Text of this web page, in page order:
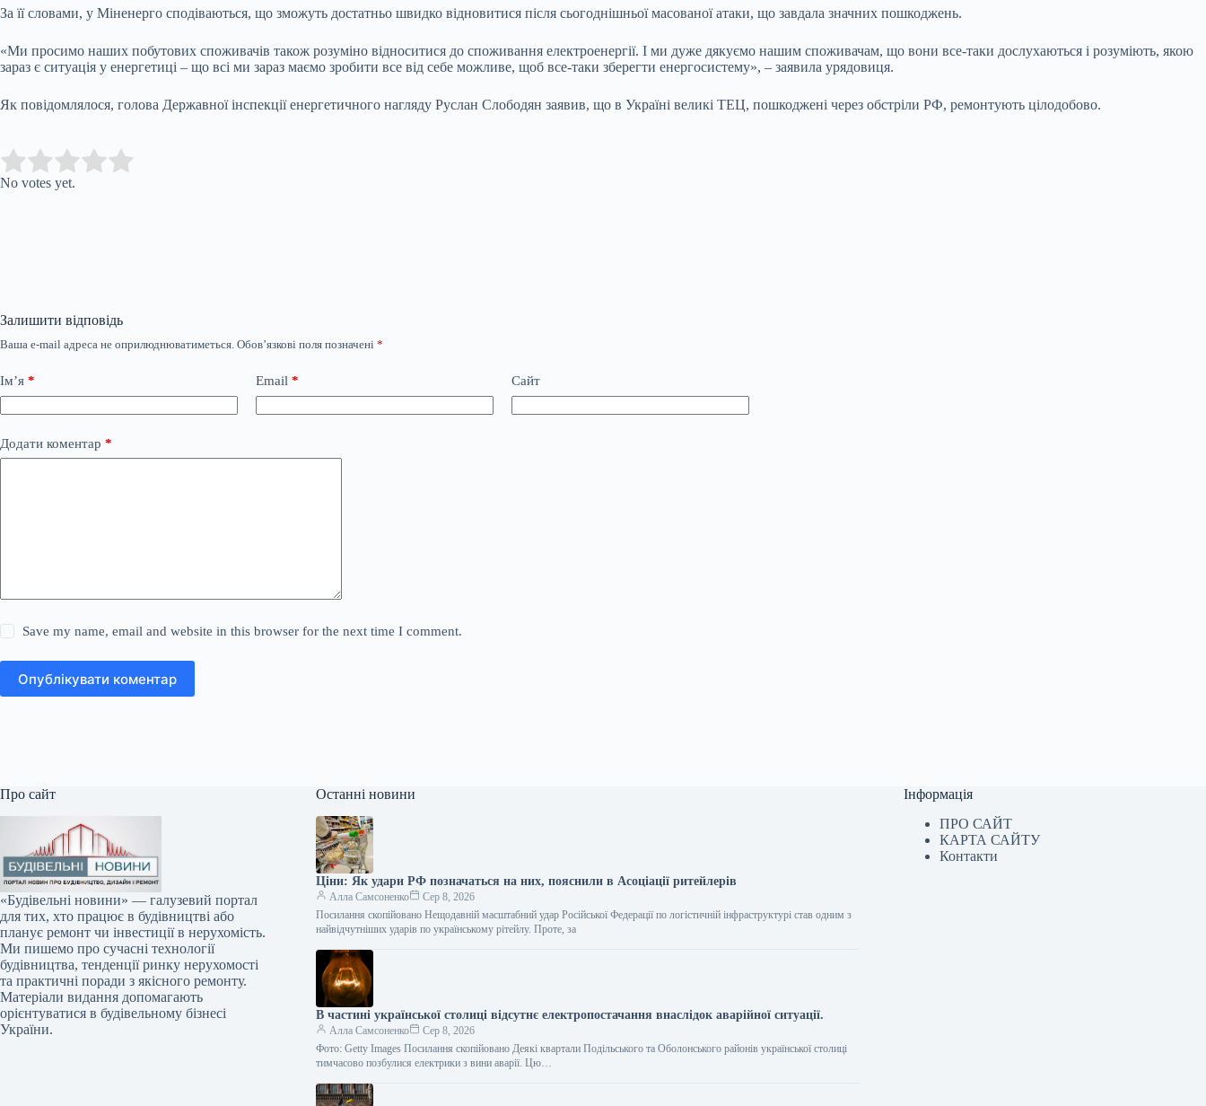
За її словами, у Міненерго сподіваються, що зможуть достатньо швидко відновитися після сьогоднішньої масованої атаки, що завдала значних пошкоджень.
«Ми просимо наших побутових споживачів також розуміно відноситися до споживання електроенергії. І ми дуже дякуємо нашим споживачам, що вони все-таки дослухаються і розуміють, якою
зараз є ситуація у енергетиці – що всі ми зараз маємо зробити все від себе можливе, щоб все-таки зберегти енергосистему», – заявила урядовиця.
Як повідомлялося, голова Державної інспекції енергетичного нагляду Руслан Слободян заявив, що в Україні великі ТЕЦ, пошкоджені через обстріли РФ, ремонтують цілодобово.
Rate this item:
No votes yet.
Залишити відповідь
Ваша e-mail адреса не оприлюднюватиметься. Обов’язкові поля позначені *
Ім’я * Email * Сайт
Додати коментар *
Save my name, email and website in this browser for the next time I comment.
Опублікувати коментар
Про сайт
«Будівельні новини» — галузевий портал
для тих, хто працює в будівництві або
планує ремонт чи інвестиції в нерухомість.
Ми пишемо про сучасні технології
будівництва, тенденції ринку нерухомості
та практичні поради з якісного ремонту.
Матеріали видання допомагають
орієнтуватися в будівельному бізнесі
України.
Останні новини
Ціни: Як удари РФ позначаться на них, пояснили в Асоціації ритейлерів
Алла Самсоненко
Сер 8, 2026
Посилання скопійовано Нещодавній масштабний удар Російської Федерації по логістичній інфраструктурі став одним з
найвідчутніших ударів по українському рітейлу. Проте, за
В частині української столиці відсутнє електропостачання внаслідок аварійної ситуації.
Алла Самсоненко
Сер 8, 2026
Фото: Getty Images Посилання скопійовано Деякі квартали Подільського та Оболонського районів української столиці
тимчасово позбулися електрики з вини аварії. Цю…
Інформація
ПРО САЙТ
КАРТА САЙТУ
Контакти